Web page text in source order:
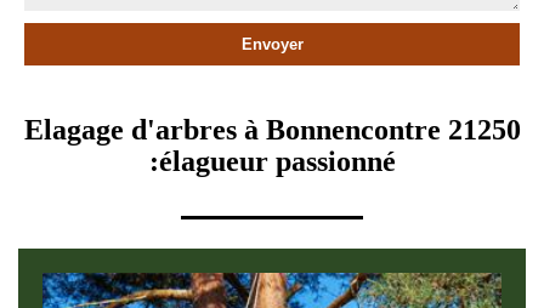
Elagage d'arbres à Bonnencontre 21250
:élagueur passionné